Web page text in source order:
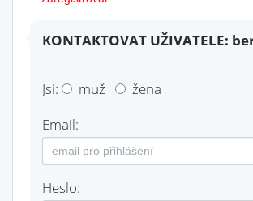
KONTAKTOVAT UŽIVATELE:
Jsi: muž
žena
Email:
Heslo: